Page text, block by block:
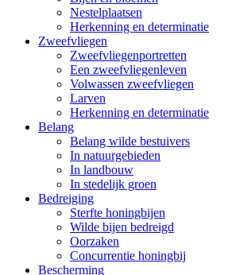
Nestelplaatsen
Herkenning en determinatie
Zweefvliegen
Zweefvliegenportretten
Een zweefvliegenleven
Volwassen zweefvliegen
Larven
Herkenning en determinatie
Belang
Belang wilde bestuivers
In natuurgebieden
In landbouw
In stedelijk groen
Bedreiging
Sterfte honingbijen
Wilde bijen bedreigd
Oorzaken
Concurrentie honingbij
Bescherming